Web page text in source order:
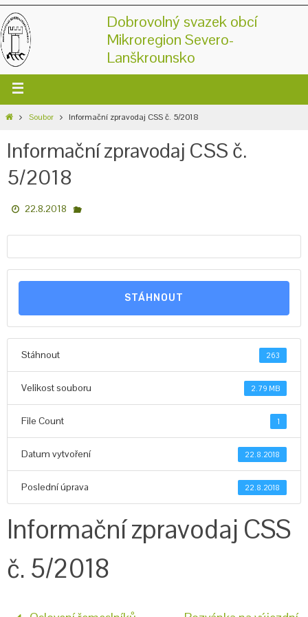
Dobrovolný svazek obcí
Mikroregion Severo-
Lanškrounsko
Soubor Informační zpravodaj CSS č. 5/2018
Informační zpravodaj CSS č.
5/2018
22.8.2018
STÁHNOUT
Stáhnout 263
Velikost souboru 2.79 MB
File Count 1
Datum vytvoření 22.8.2018
Poslední úprava 22.8.2018
Informační zpravodaj CSS
č. 5/2018